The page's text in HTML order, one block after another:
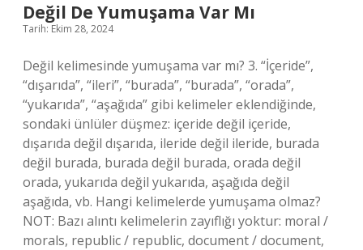
Değil De Yumuşama Var Mı
Tarih: Ekim 28, 2024
Değil kelimesinde yumuşama var mı? 3. “İçeride”,
“dışarıda”, “ileri”, “burada”, “burada”, “orada”,
“yukarıda”, “aşağıda” gibi kelimeler eklendiğinde,
sondaki ünlüler düşmez: içeride değil içeride,
dışarıda değil dışarıda, ileride değil ileride, burada
değil burada, burada değil burada, orada değil
orada, yukarıda değil yukarıda, aşağıda değil
aşağıda, vb. Hangi kelimelerde yumuşama olmaz?
NOT: Bazı alıntı kelimelerin zayıflığı yoktur: moral /
morals, republic / republic, document / document,